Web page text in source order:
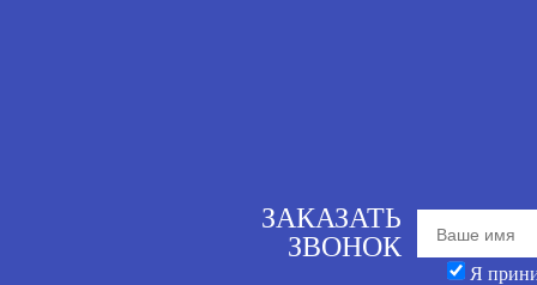
ЗАКАЗАТЬ
ЗВОНОК
Я